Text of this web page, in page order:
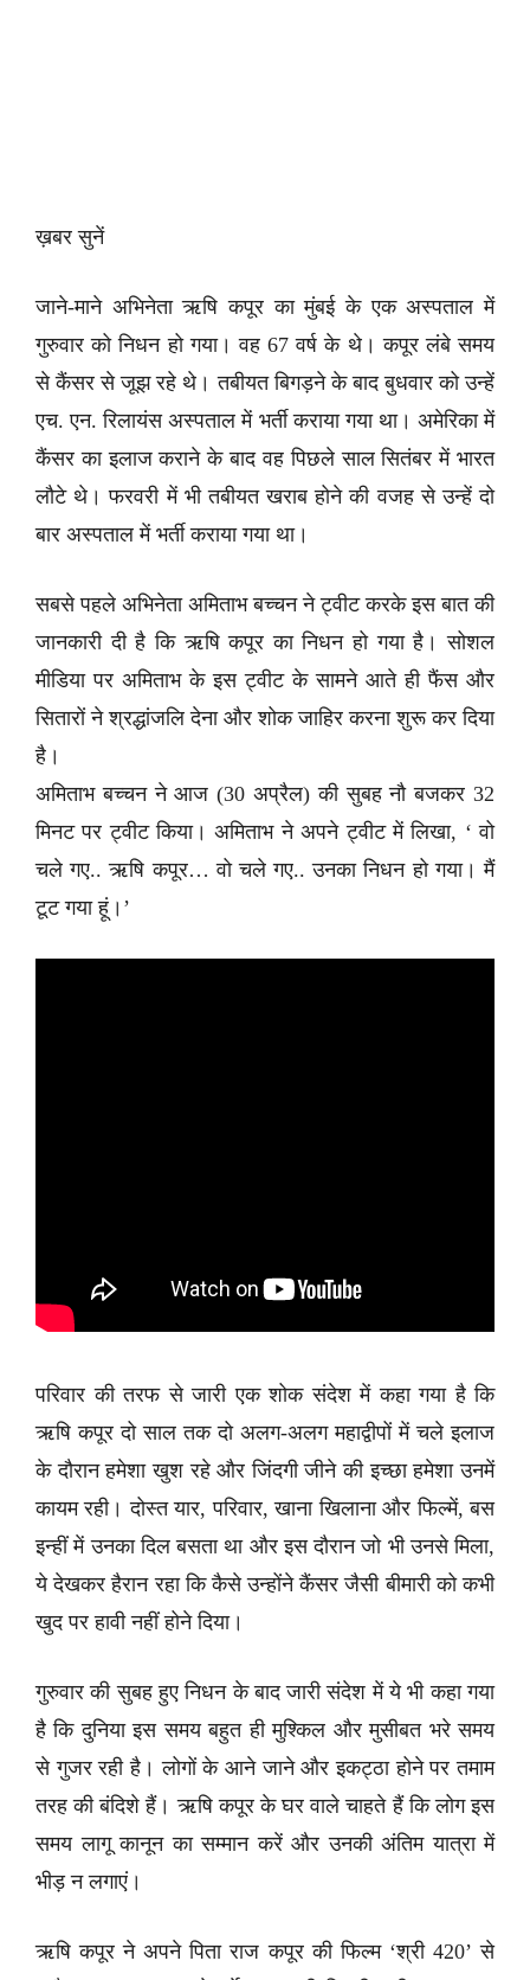
ख़बर सुनें
जाने-माने अभिनेता ऋषि कपूर का मुंबई के एक अस्पताल में
गुरुवार को निधन हो गया। वह 67 वर्ष के थे। कपूर लंबे समय
से कैंसर से जूझ रहे थे। तबीयत बिगड़ने के बाद बुधवार को उन्हें
एच. एन. रिलायंस अस्पताल में भर्ती कराया गया था। अमेरिका में
कैंसर का इलाज कराने के बाद वह पिछले साल सितंबर में भारत
लौटे थे। फरवरी में भी तबीयत खराब होने की वजह से उन्हें दो
बार अस्पताल में भर्ती कराया गया था।
सबसे पहले अभिनेता अमिताभ बच्चन ने ट्वीट करके इस बात की
जानकारी दी है कि ऋषि कपूर का निधन हो गया है। सोशल
मीडिया पर अमिताभ के इस ट्वीट के सामने आते ही फैंस और
सितारों ने श्रद्धांजलि देना और शोक जाहिर करना शुरू कर दिया
है।
अमिताभ बच्चन ने आज (30 अप्रैल) की सुबह नौ बजकर 32
मिनट पर ट्वीट किया। अमिताभ ने अपने ट्वीट में लिखा, ‘ वो
चले गए.. ऋषि कपूर… वो चले गए.. उनका निधन हो गया। मैं
टूट गया हूं।’
परिवार की तरफ से जारी एक शोक संदेश में कहा गया है कि
ऋषि कपूर दो साल तक दो अलग-अलग महाद्वीपों में चले इलाज
के दौरान हमेशा खुश रहे और जिंदगी जीने की इच्छा हमेशा उनमें
कायम रही। दोस्त यार, परिवार, खाना खिलाना और फिल्में, बस
इन्हीं में उनका दिल बसता था और इस दौरान जो भी उनसे मिला,
ये देखकर हैरान रहा कि कैसे उन्होंने कैंसर जैसी बीमारी को कभी
खुद पर हावी नहीं होने दिया।
गुरुवार की सुबह हुए निधन के बाद जारी संदेश में ये भी कहा गया
है कि दुनिया इस समय बहुत ही मुश्किल और मुसीबत भरे समय
से गुजर रही है। लोगों के आने जाने और इकट्ठा होने पर तमाम
तरह की बंदिशे हैं। ऋषि कपूर के घर वाले चाहते हैं कि लोग इस
समय लागू कानून का सम्मान करें और उनकी अंतिम यात्रा में
भीड़ न लगाएं।
ऋषि कपूर ने अपने पिता राज कपूर की फिल्म ‘श्री 420’ से